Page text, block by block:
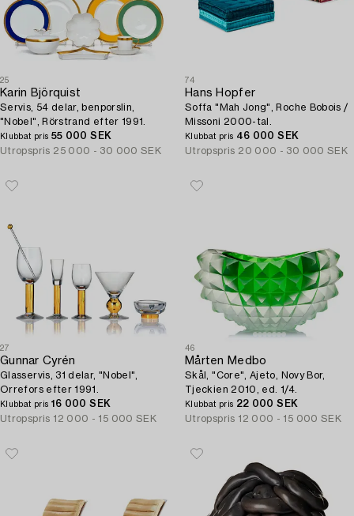
25
Karin Björquist
Servis, 54 delar, benporslin,
"Nobel", Rörstrand efter 1991.
Klubbat pris 55 000 SEK
Utropspris 25 000 - 30 000 SEK
74
Hans Hopfer
Soffa "Mah Jong", Roche Bobois /
Missoni 2000-tal.
Klubbat pris 46 000 SEK
Utropspris 20 000 - 30 000 SEK
27
Gunnar Cyrén
Glasservis, 31 delar, "Nobel",
Orrefors efter 1991.
Klubbat pris 16 000 SEK
Utropspris 12 000 - 15 000 SEK
46
Mårten Medbo
Skål, "Core", Ajeto, Novy Bor,
Tjeckien 2010, ed. 1/4.
Klubbat pris 22 000 SEK
Utropspris 12 000 - 15 000 SEK